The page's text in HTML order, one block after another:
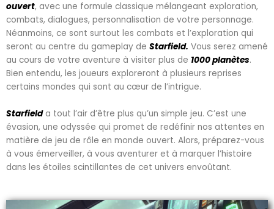
ouvert, avec une formule classique mélangeant exploration,
combats, dialogues, personnalisation de votre personnage.
Néanmoins, ce sont surtout les combats et l’exploration qui
seront au centre du gameplay de Starfield. Vous serez amené
au cours de votre aventure à visiter plus de 1000 planètes.
Bien entendu, les joueurs exploreront à plusieurs reprises
certains mondes qui sont au cœur de l’intrigue.
Starfielda tout l’air d’être plus qu’un simple jeu. C’est une
évasion, une odyssée qui promet de redéfinir nos attentes en
matière de jeu de rôle en monde ouvert. Alors, préparez-vous
à vous émerveiller, à vous aventurer et à marquer l’histoire
dans les étoiles scintillantes de cet univers envoûtant.